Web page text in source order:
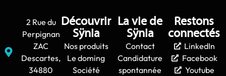
2 Rue du
Perpignan
ZAC
Descartes,
34880
Découvrir
Sÿnia
Nos produits
Le doming
Société
La vie de
Sÿnia
Contact
Candidature
spontannée
Restons
connectés
LinkedIn
Facebook
Youtube